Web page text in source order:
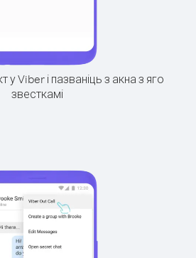
Viber і пазваніць з акна з яго
звесткамі